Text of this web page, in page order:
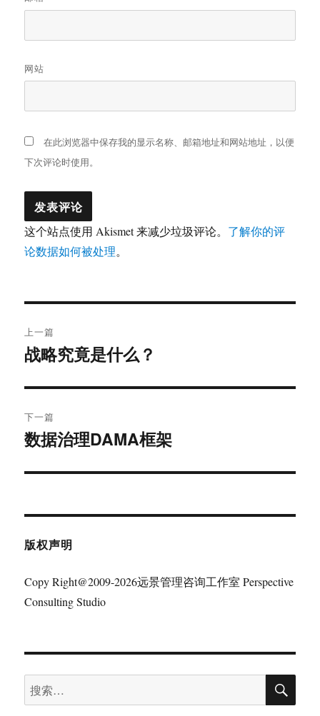
网站
在此浏览器中保存我的显示名称、邮箱地址和网站地址，以便
下次评论时使用。
这个站点使用 Akismet 来减少垃圾评论。 了解你的评
论数据如何被处理。
章
航
上一篇
上
文
章：
战略究竟是什么？
下一篇
下
文
数据治理DAMA框架
版权声明
Copy Right@2009-2026远景管理咨询工作室 Perspective
Consulting Studio
搜
索：
搜